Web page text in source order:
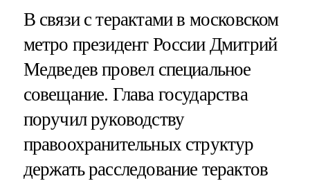
В связи с терактами в московском
метро президент России Дмитрий
Медведев провел специальное
совещание. Глава государства
поручил руководству
правоохранительных структур
держать расследование терактов